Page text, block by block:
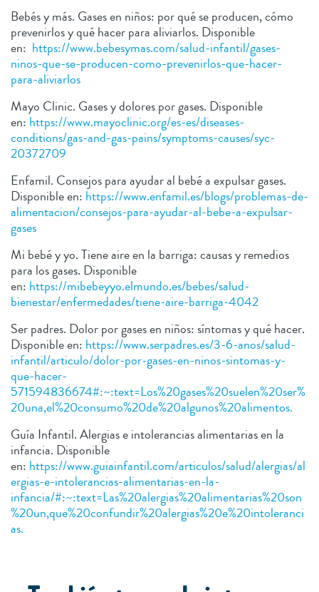
Bebés y más. Gases en niños: por qué se producen, cómo
prevenirlos y qué hacer para aliviarlos. Disponible
en: https://www.bebesymas.com/salud-infantil/gases-
ninos-que-se-producen-como-prevenirlos-que-hacer-
para-aliviarlos
Mayo Clinic. Gases y dolores por gases. Disponible
en: https://www.mayoclinic.org/es-es/diseases-
conditions/gas-and-gas-pains/symptoms-causes/syc-
20372709
Enfamil. Consejos para ayudar al bebé a expulsar gases.
Disponible en: https://www.enfamil.es/blogs/problemas-de-
alimentacion/consejos-para-ayudar-al-bebe-a-expulsar-
gases
Mi bebé y yo. Tiene aire en la barriga: causas y remedios
para los gases. Disponible
en: https://mibebeyyo.elmundo.es/bebes/salud-
bienestar/enfermedades/tiene-aire-barriga-4042
Ser padres. Dolor por gases en niños: síntomas y qué hacer.
Disponible en: https://www.serpadres.es/3-6-anos/salud-
infantil/articulo/dolor-por-gases-en-ninos-sintomas-y-
que-hacer-
571594836674#:~:text=Los%20gases%20suelen%20ser%
20una,el%20consumo%20de%20algunos%20alimentos.
Guía Infantil. Alergias e intolerancias alimentarias en la
infancia. Disponible
en: https://www.guiainfantil.com/articulos/salud/alergias/al
ergias-e-intolerancias-alimentarias-en-la-
infancia/#:~:text=Las%20alergias%20alimentarias%20son
%20un,que%20confundir%20alergias%20e%20intoleranci
as.